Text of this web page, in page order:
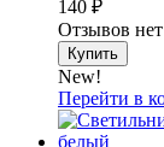
140 ₽
Отзывов нет
New!
Перейти в